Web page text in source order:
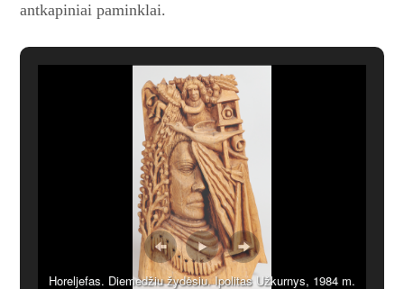
antkapiniai ­paminklai.
Horeljefas. Diemedžiu žydėsiu. Ipolitas Užkurnys, 1984 m.